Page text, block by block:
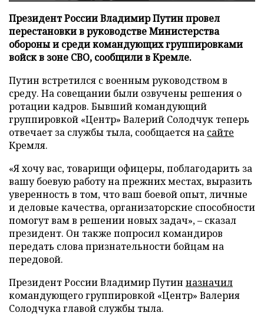
Президент России Владимир Путин провел
перестановки в руководстве Министерства
обороны и среди командующих группировками
войск в зоне СВО, сообщили в Кремле.
Путин встретился с военным руководством в
среду. На совещании были озвучены решения о
ротации кадров. Бывший командующий
группировкой «Центр» Валерий Солодчук теперь
отвечает за службы тыла, сообщается на сайте
Кремля.
«Я хочу вас, товарищи офицеры, поблагодарить за
вашу боевую работу на прежних местах, выразить
уверенность в том, что ваш боевой опыт, личные
и деловые качества, организаторские способности
помогут вам в решении новых задач», – сказал
президент. Он также попросил командиров
передать слова признательности бойцам на
передовой.
Президент России Владимир Путин назначил
командующего группировкой «Центр» Валерия
Солодчука главой службы тыла.